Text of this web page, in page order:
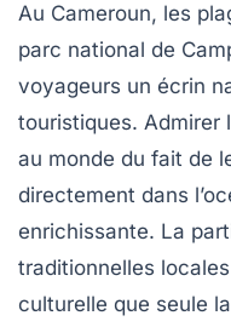
Au Cameroun, les
parc national de
voyageurs un écrin
touristiques. Admirer
au monde du fait de
directement dans
enrichissante. La
traditionnelles
culturelle que seule